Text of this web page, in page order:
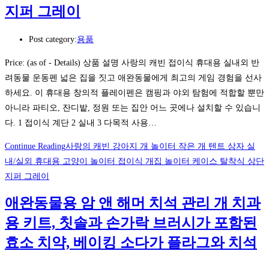
지퍼 그레이
Post category:용품
Price: (as of - Details) 상품 설명 사랑의 캐빈 접이식 휴대용 실내외 반
려동물 운동펜 넓은 집을 짓고 애완동물에게 최고의 게임 경험을 선사
하세요. 이 휴대용 창의적 플레이펜은 캠핑과 야외 탐험에 적합할 뿐만
아니라 파티오, 잔디밭, 정원 또는 집안 어느 곳에나 설치할 수 있습니
다. 1 접이식 계단 2 실내 3 다목적 사용…
Continue Reading사랑의 캐빈 강아지 개 놀이터 작은 개 텐트 상자 실
내/실외 휴대용 고양이 놀이터 접이식 개집 놀이터 케이스 탈착식 상단
지퍼 그레이
애완동물용 암 앤 해머 치석 관리 개 치과
용 키트, 칫솔과 손가락 브러시가 포함된
효소 치약, 베이킹 소다가 플라그와 치석